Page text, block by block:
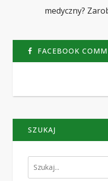
medyczny?
FACEBOOK
SZUKAJ